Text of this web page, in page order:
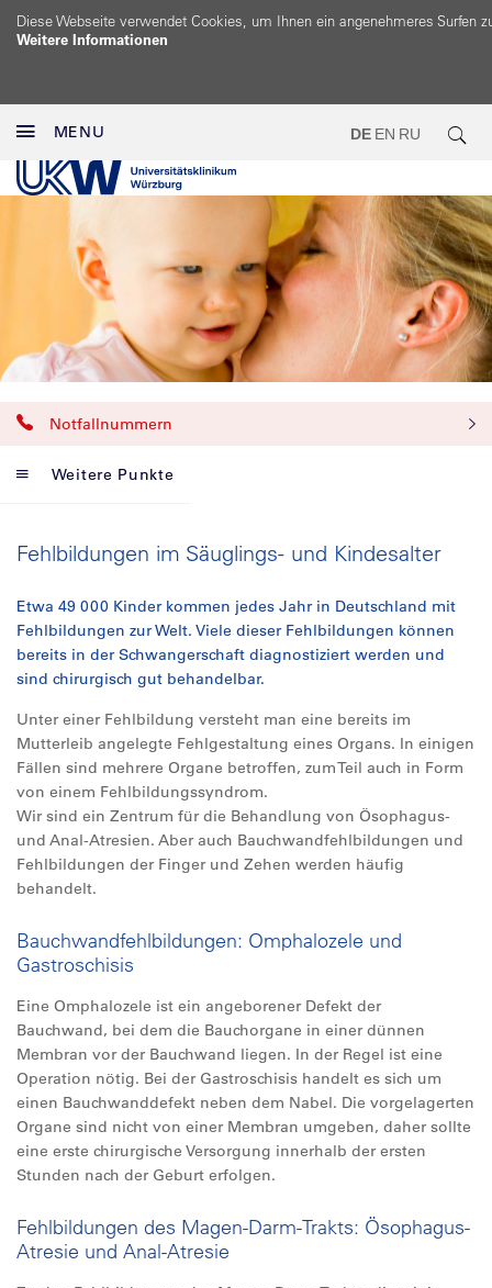
Diese Webseite verwendet Cookies, um Ihnen ein angenehmeres Surfen
Weitere Informationen
MENU DE EN RU
Notfallnummern
Weitere Punkte
Fehlbildungen im Säuglings- und Kindesalter
Etwa 49 000 Kinder kommen jedes Jahr in Deutschland mit
Fehlbildungen zur Welt. Viele dieser Fehlbildungen können
bereits in der Schwangerschaft diagnostiziert werden und
sind chirurgisch gut behandelbar.
Unter einer Fehlbildung versteht man eine bereits im
Mutterleib angelegte Fehlgestaltung eines Organs. In einigen
Fällen sind mehrere Organe betroffen, zum Teil auch in Form
von einem Fehlbildungssyndrom.
Wir sind ein Zentrum für die Behandlung von Ösophagus-
und Anal-Atresien. Aber auch Bauchwandfehlbildungen und
Fehlbildungen der Finger und Zehen werden häufig
behandelt.
Bauchwandfehlbildungen: Omphalozele und
Gastroschisis
Eine Omphalozele ist ein angeborener Defekt der
Bauchwand, bei dem die Bauchorgane in einer dünnen
Membran vor der Bauchwand liegen. In der Regel ist eine
Operation nötig. Bei der Gastroschisis handelt es sich um
einen Bauchwanddefekt neben dem Nabel. Die vorgelagerten
Organe sind nicht von einer Membran umgeben, daher sollte
eine erste chirurgische Versorgung innerhalb der ersten
Stunden nach der Geburt erfolgen.
Fehlbildungen des Magen-Darm-Trakts: Ösophagus-
Atresie und Anal-Atresie